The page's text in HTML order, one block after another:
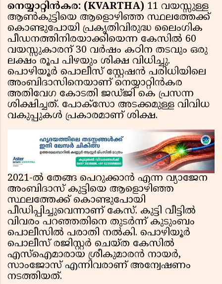
നെയ്യാറ്റിൻകര: (KVARTHA) 11 വയസ്സുള്ള
ആൺകുട്ടിയെ ആളൊഴിഞ്ഞ സ്ഥലത്തേക്ക്
കൊണ്ടുപോയി പ്രകൃതിവിരുദ്ധ ലൈംഗിക
പീഡനത്തിനിരയാക്കിയെന്ന കേസിൽ 60
വയസ്സുകാരന് 30 വർഷം കഠിന തടവും ഒരു
ലക്ഷം രൂപ പിഴയും ശിക്ഷ വിധിച്ചു.
പൊഴിയൂർ പൊലീസ് സ്റ്റേഷൻ പരിധിയിലെ
അംബിദാസിനെയാണ് നെയ്യാറ്റിൻകര
അതിവേഗ കോടതി ജഡ്‌ജി കെ പ്രസന്ന
ശിക്ഷിച്ചത്. പോക്സോ അടക്കമുള്ള വിവിധ
വകുപ്പുകൾ പ്രകാരമാണ് ശിക്ഷ.
2021-ൽ തേങ്ങ പെറുക്കാൻ എന്ന വ്യാജേന
അംബിദാസ് കുട്ടിയെ ആളൊഴിഞ്ഞ
സ്ഥലത്തേക്ക് കൊണ്ടുപോയി
പീഡിപ്പിച്ചുവെന്നാണ് കേസ്. കുട്ടി വീട്ടിൽ
വിവരം പറഞ്ഞതിനെ തുടർന്ന് കുടുംബം
പൊലീസിൽ പരാതി നൽകി. പൊഴിയൂർ
പൊലീസ് രജിസ്റ്റർ ചെയ്‌ത കേസിൽ
എസ്ഐമാരായ ശ്രീകുമാരൻ നായർ,
സാംജോസ് എന്നിവരാണ് അന്വേഷണം
നടത്തിയത്.